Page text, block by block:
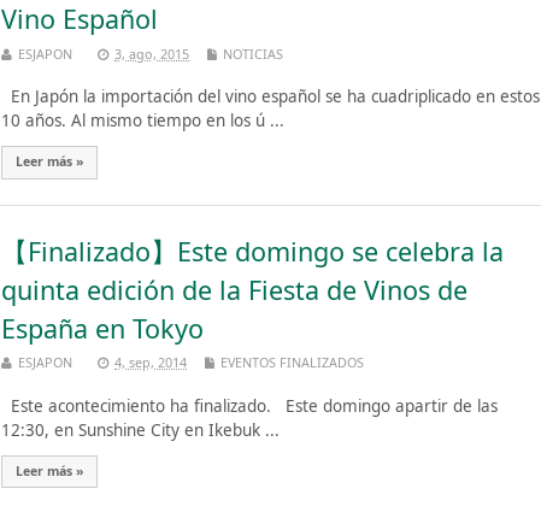
Vino Español
ESJAPON 3, ago, 2015 NOTICIAS
En Japón la importación del vino español se ha cuadriplicado en estos
10 años. Al mismo tiempo en los ú ...
Leer más »
【Finalizado】Este domingo se celebra la
quinta edición de la Fiesta de Vinos de
España en Tokyo
ESJAPON 4, sep, 2014 EVENTOS FINALIZADOS
Este acontecimiento ha finalizado. Este domingo apartir de las
12:30, en Sunshine City en Ikebuk ...
Leer más »